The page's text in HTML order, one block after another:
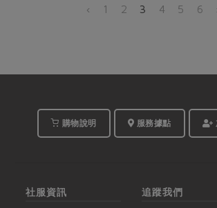
‹ 1 2 3 4 5 6
購物說明 服務據點
社服資訊 追蹤我們